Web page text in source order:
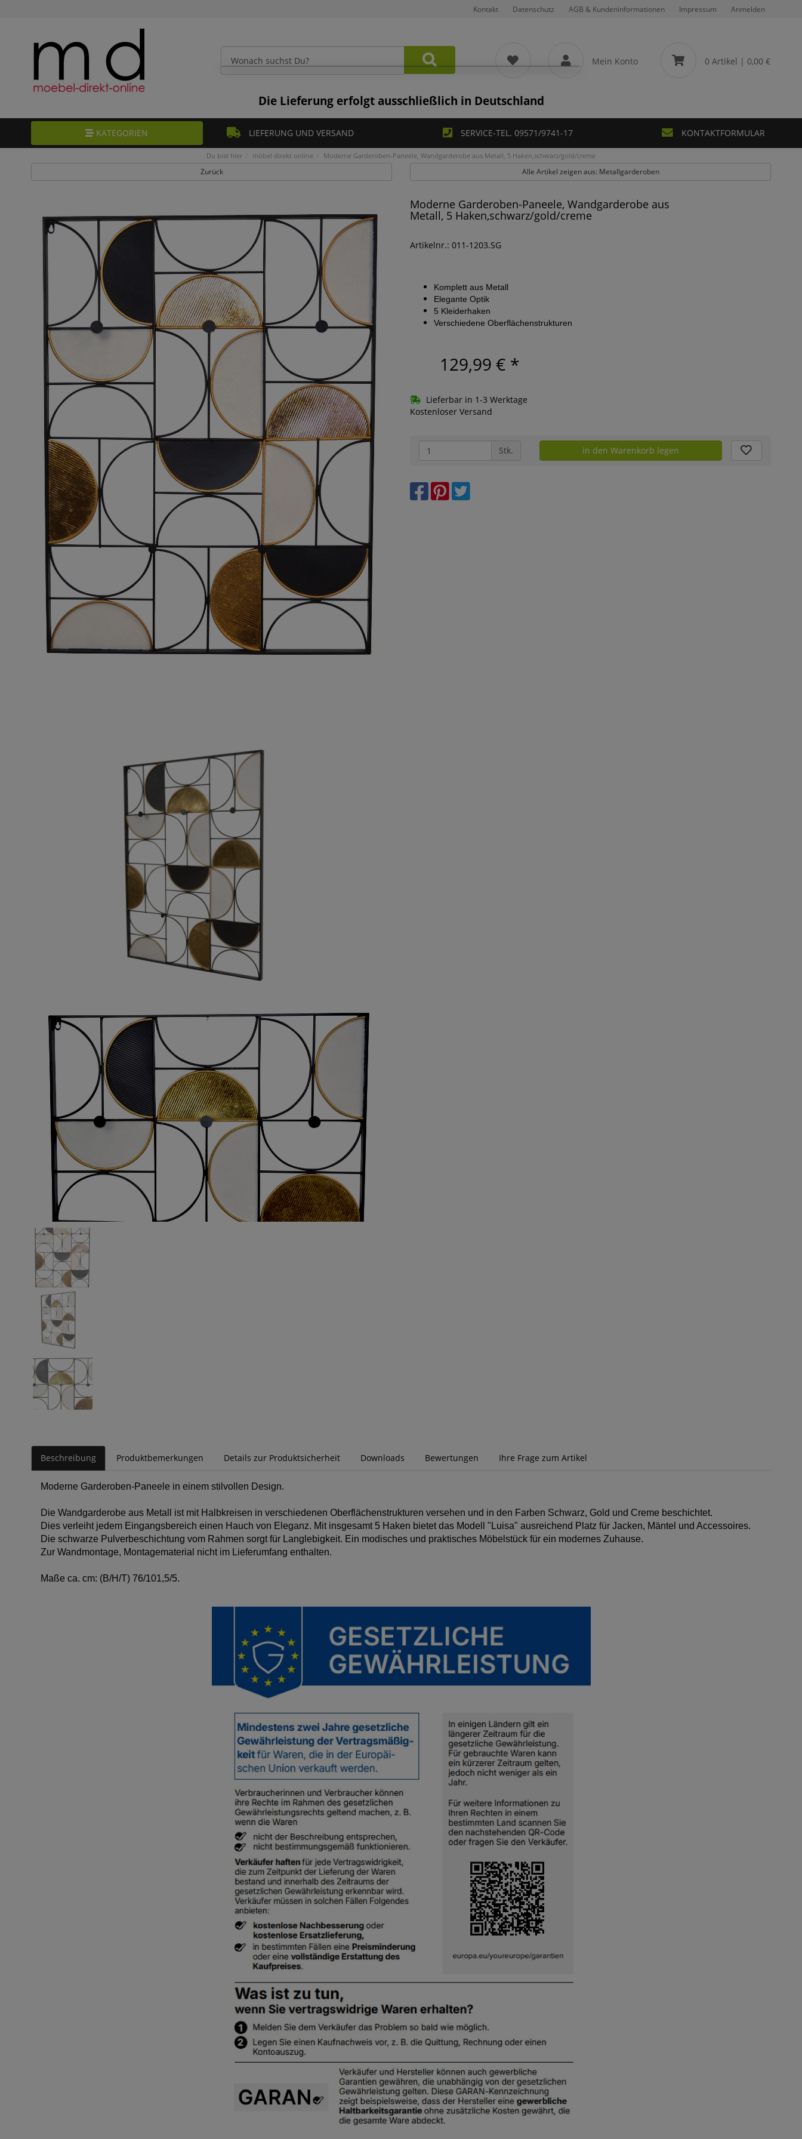
Kontakt Datenschutz AGB & Kundeninformationen Impressum Anmelden
Mein Konto 0 Artikel | 0,00 €
Die Lieferung erfolgt ausschließlich in Deutschland
KATEGORIEN LIEFERUNG UND VERSAND SERVICE-TEL. 09571/9741-17 KONTAKTFORMULAR
Du bist hier möbel direkt online Moderne Garderoben-Paneele, Wandgarderobe aus Metall, 5 Haken,schwarz/gold/creme
Zurück Alle Artikel zeigen aus: Metallgarderoben
Moderne Garderoben-Paneele, Wandgarderobe aus
Metall, 5 Haken,schwarz/gold/creme
Artikelnr.: 011-1203.SG
Komplett aus Metall
Elegante Optik
5 Kleiderhaken
Verschiedene Oberflächenstrukturen
129,99 € *
Lieferbar in 1-3 Werktage
Kostenloser Versand
Stk. in den Warenkorb legen
Beschreibung Produktbemerkungen Details zur Produktsicherheit Downloads Bewertungen Ihre Frage zum Artikel
Moderne Garderoben-Paneele in einem stilvollen Design.
Die Wandgarderobe aus Metall ist mit Halbkreisen in verschiedenen Oberflächenstrukturen versehen und in den Farben Schwarz, Gold und Creme beschichtet.
Dies verleiht jedem Eingangsbereich einen Hauch von Eleganz. Mit insgesamt 5 Haken bietet das Modell "Luisa" ausreichend Platz für Jacken, Mäntel und Accessoires.
Die schwarze Pulverbeschichtung vom Rahmen sorgt für Langlebigkeit. Ein modisches und praktisches Möbelstück für ein modernes Zuhause.
Zur Wandmontage, Montagematerial nicht im Lieferumfang enthalten.
Maße ca. cm: (B/H/T) 76/101,5/5.